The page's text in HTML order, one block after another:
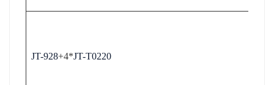
JT-928+4*JT-T0220